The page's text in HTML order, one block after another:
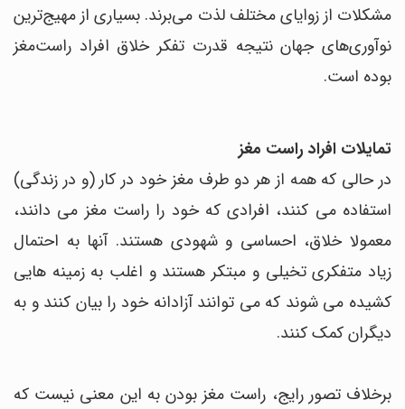
مشکلات از زوایای مختلف لذت می‌برند. بسیاری از مهیج‌ترین
نوآوری‌های جهان نتیجه قدرت تفکر خلاق افراد راست‌مغز
بوده است.
تمایلات افراد راست مغز
در حالی که همه از هر دو طرف مغز خود در کار (و در زندگی)
استفاده می کنند، افرادی که خود را راست مغز می دانند،
معمولا خلاق، احساسی و شهودی هستند. آنها به احتمال
زیاد متفکری تخیلی و مبتکر هستند و اغلب به زمینه هایی
کشیده می شوند که می توانند آزادانه خود را بیان کنند و به
دیگران کمک کنند.
برخلاف تصور رایج، راست مغز بودن به این معنی نیست که